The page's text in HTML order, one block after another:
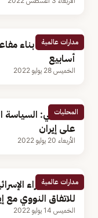
مدارات عالمية
إيران تعلن بناء
أسابيع
الخميس 28 يوليو 2022
المحليات
أكاديمي: السياسة
على إيران
الأربعاء 20 يوليو 2022
مدارات عالمية
رئيس الوزراء
للاتفاق النووي مع
الخميس 14 يوليو 2022